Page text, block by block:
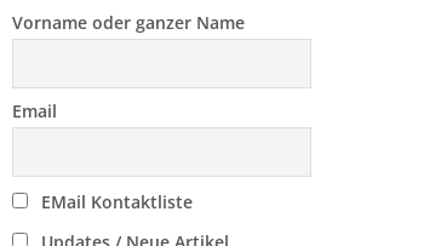
Vorname oder ganzer Name
Email
EMail Kontaktliste